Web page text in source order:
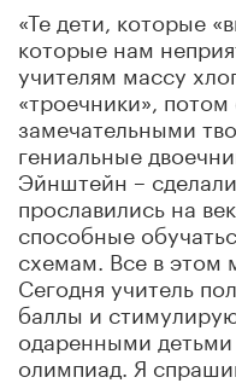
«Те дети, которые
которые нам
учителям массу
«троечники», потом
замечательными
гениальные
Эйнштейн –
прославились на
способные
схемам. Все в этом
Сегодня учитель
баллы и
одаренными
олимпиад. Я